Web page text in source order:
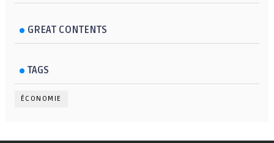
GREAT CONTENTS
TAGS
ÉCONOMIE